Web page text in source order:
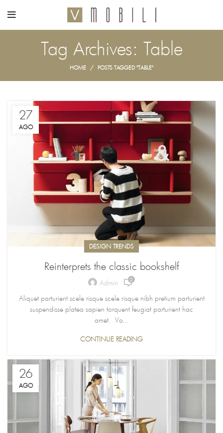
Tag Archives: Table
HOME POSTS TAGGED "TABLE"
27
AGO
DESIGN TRENDS
Reinterprets the classic bookshelf
Admin 0
Aliquet parturient scele risque scele risque nibh pretium parturient
suspendisse platea sapien torquent feugiat parturient hac
amet. Vo...
CONTINUE READING
26
AGO